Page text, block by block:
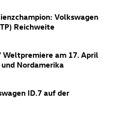
Volkswagen
Reichweite
Weltpremiere am 17. April
Nordamerika
ID.7 auf der